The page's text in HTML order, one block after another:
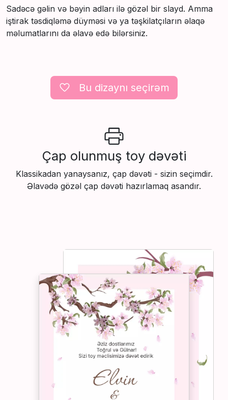
Sadəcə gəlin və bəyin adları ilə gözəl bir slayd. Amma
iştirak təsdiqləmə düyməsi və ya təşkilatçıların əlaqə
məlumatlarını da əlavə edə bilərsiniz.
Вu dizaynı seçirəm
Çap olunmuş toy dəvəti
Klassikadan yanaysanız, çap dəvəti - sizin seçimdir.
Əlavədə gözəl çap dəvəti hazırlamaq asandır.